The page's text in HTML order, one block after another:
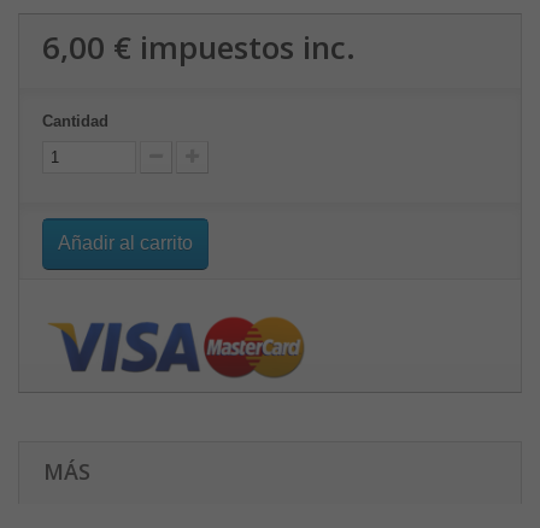
6,00 € impuestos inc.
Cantidad
Añadir al carrito
MÁS